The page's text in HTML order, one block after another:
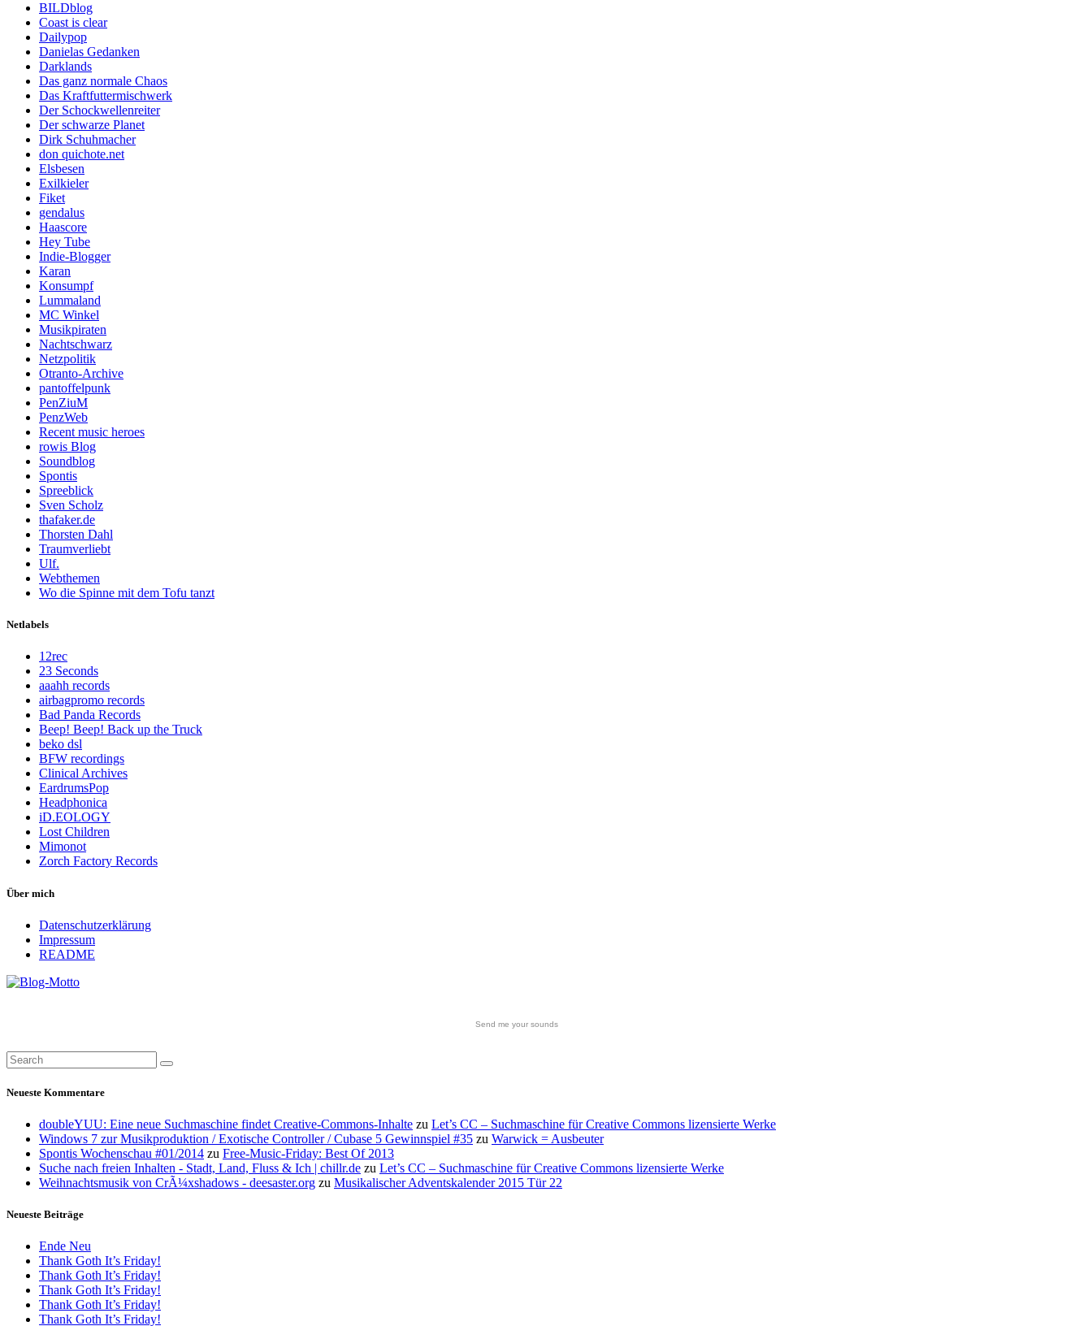
BILDblog
Coast is clear
Dailypop
Danielas Gedanken
Darklands
Das ganz normale Chaos
Das Kraftfuttermischwerk
Der Schockwellenreiter
Der schwarze Planet
Dirk Schuhmacher
don quichote.net
Elsbesen
Exilkieler
Fiket
gendalus
Haascore
Hey Tube
Indie-Blogger
Karan
Konsumpf
Lummaland
MC Winkel
Musikpiraten
Nachtschwarz
Netzpolitik
Otranto-Archive
pantoffelpunk
PenZiuM
PenzWeb
Recent music heroes
rowis Blog
Soundblog
Spontis
Spreeblick
Sven Scholz
thafaker.de
Thorsten Dahl
Traumverliebt
Ulf.
Webthemen
Wo die Spinne mit dem Tofu tanzt
Netlabels
12rec
23 Seconds
aaahh records
airbagpromo records
Bad Panda Records
Beep! Beep! Back up the Truck
beko dsl
BFW recordings
Clinical Archives
EardrumsPop
Headphonica
iD.EOLOGY
Lost Children
Mimonot
Zorch Factory Records
Über mich
Datenschutzerklärung
Impressum
README
Send me your sounds
Neueste Kommentare
doubleYUU: Eine neue Suchmaschine findet Creative-Commons-Inhalte zu Let’s CC – Suchmaschine für Creative Commons lizensierte Werke
Windows 7 zur Musikproduktion / Exotische Controller / Cubase 5 Gewinnspiel #35 zu Warwick = Ausbeuter
Spontis Wochenschau #01/2014 zu Free-Music-Friday: Best Of 2013
Suche nach freien Inhalten - Stadt, Land, Fluss & Ich | chillr.de zu Let’s CC – Suchmaschine für Creative Commons lizensierte Werke
Weihnachtsmusik von CrÃ¼xshadows - deesaster.org zu Musikalischer Adventskalender 2015 Tür 22
Neueste Beiträge
Ende Neu
Thank Goth It’s Friday!
Thank Goth It’s Friday!
Thank Goth It’s Friday!
Thank Goth It’s Friday!
Thank Goth It’s Friday!